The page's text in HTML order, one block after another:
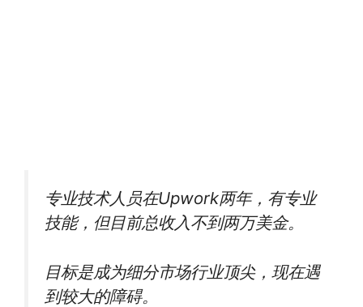
专业技术人员在Upwork两年，有专业
技能，但目前总收入不到两万美金。
目标是成为细分市场行业顶尖，现在遇
到较大的障碍。